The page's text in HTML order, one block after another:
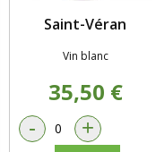
Saint-Véran
Vin blanc
35,50 €
- +